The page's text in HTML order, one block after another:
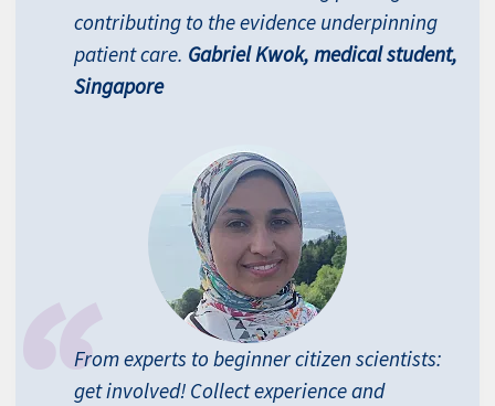
contributing to the evidence underpinning
patient care. Gabriel Kwok, medical student,
Singapore
From experts to beginner citizen scientists:
get involved! Collect experience and